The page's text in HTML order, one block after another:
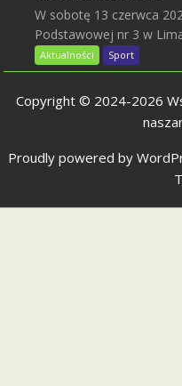
W sobotę 13 czerwca
Podstawowej nr 3 w
Aktualności Sport
Copyright © 2024-2026
Proudly powered by